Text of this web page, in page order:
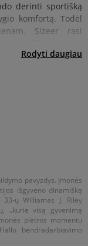
pavyzdys. Įmonės
išgyveno dinamišką
ų Williamas J. Riley
„kurie visą gyvenimą
plėtros momentu
bendradarbiavimo
Rodyti daugiau
derinti sportišką
komfortą. Todėl
Sizeer rasi
sportinę prekės
kolekcijas.
dienų miesto
Negali nepastebėti
jaunuoliais
juostelėmis? Verta
batus.
suaugusiems,
Juos jungia
ir kruopštus
atmosfera,
pat su gobtuvu.
kiekvienas galėtų
juodą džemperį,
medvilninius
kelnes, derančias
Kiekvienas
ir vientisoje
kitais streetwear‘o
o gal susigundysi
tai padaryti,
ir tuo pačiu metu
po darbo ar
Tavęs Sizeer
rasi ne tik New
kiekvienai
juos crop
ir papildyk visumą
O gal pasirinksi
prie jų priderinsi
mada ir drąsiai
Naujos